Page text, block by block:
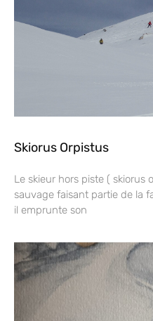
Skiorus Orpistus
Le skieur hors piste ( skiorus
sauvage faisant partie de la
il emprunte son